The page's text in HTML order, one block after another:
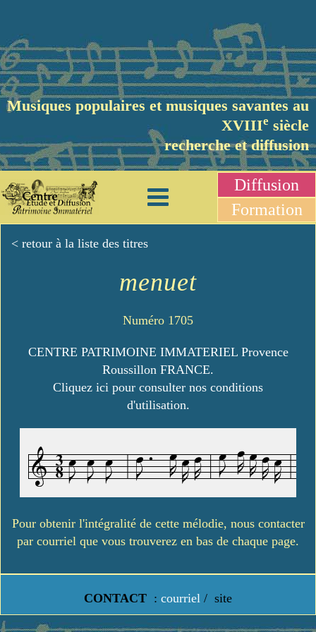
Musiques populaires et musiques savantes au
XVIIIe siècle
recherche et diffusion
Diffusion
Formation
< retour à la liste des titres
menuet
Numéro 1705
CENTRE PATRIMOINE IMMATERIEL Provence
Roussillon FRANCE.
Cliquez ici pour consulter nos conditions
d'utilisation.
Pour obtenir l'intégralité de cette mélodie, nous contacter
par courriel que vous trouverez en bas de chaque page.
CONTACT : courriel / site
https://www.lavielledanstoussesetats.fr